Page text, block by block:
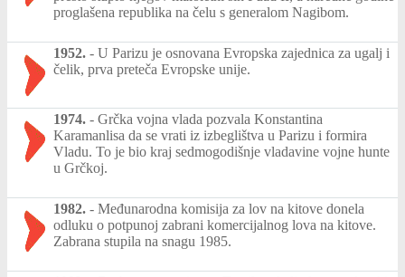
proglašena republika na čelu s generalom Nagibom.
1952. - U Parizu je osnovana Evropska zajednica za ugalj i
čelik, prva preteča Evropske unije.
1974. - Grčka vojna vlada pozvala Konstantina
Karamanlisa da se vrati iz izbeglištva u Parizu i formira
Vladu. To je bio kraj sedmogodišnje vladavine vojne hunte
u Grčkoj.
1982. - Međunarodna komisija za lov na kitove donela
odluku o potpunoj zabrani komercijalnog lova na kitove.
Zabrana stupila na snagu 1985.